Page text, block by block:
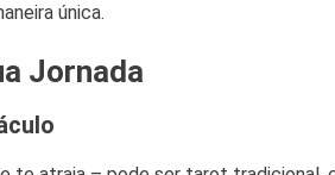
única.
Jornada